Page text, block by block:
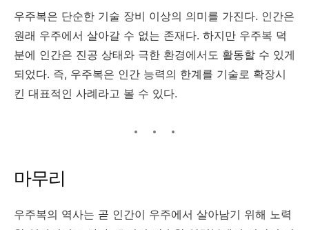
우주복은 단순한 기술 장비 이상의 의미를 가진다. 인간은
원래 우주에서 살아갈 수 없는 존재다. 하지만 우주복 덕
분에 인간은 진공 상태와 극한 환경에서도 활동할 수 있게
되었다. 즉, 우주복은 인간 능력의 한계를 기술로 확장시
킨 대표적인 사례라고 볼 수 있다.
마무리
우주복의 역사는 곧 인간이 우주에서 살아남기 위해 노력